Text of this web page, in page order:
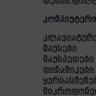
მაუსები
მაუსპედები
დინამიკები